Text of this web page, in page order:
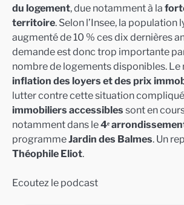
du logement, due notamment à la
territoire. Selon l’Insee, la population
augmenté de 10 % ces dix dernières
demande est donc trop importante
nombre de logements disponibles. Le
inflation des loyers et des prix
lutter contre cette situation
immobiliers accessibles sont en
notamment dans le4ᵉ
programmeJardin des Balmes. Un
Théophile Eliot.
Ecoutez le podcast